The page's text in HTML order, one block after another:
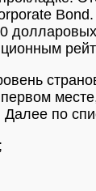
Bond.
по